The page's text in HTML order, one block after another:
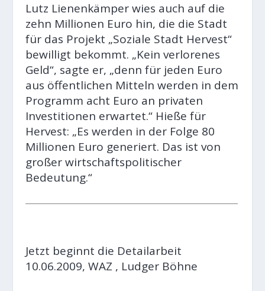
Lutz Lienenkämper wies auch auf die
zehn Millionen Euro hin, die die Stadt
für das Projekt „Soziale Stadt Hervest“
bewilligt bekommt. „Kein verlorenes
Geld“, sagte er, „denn für jeden Euro
aus öffentlichen Mitteln werden in dem
Programm acht Euro an privaten
Investitionen erwartet.“ Hieße für
Hervest: „Es werden in der Folge 80
Millionen Euro generiert. Das ist von
großer wirtschaftspolitischer
Bedeutung.“
Jetzt beginnt die Detailarbeit
10.06.2009, WAZ , Ludger Böhne